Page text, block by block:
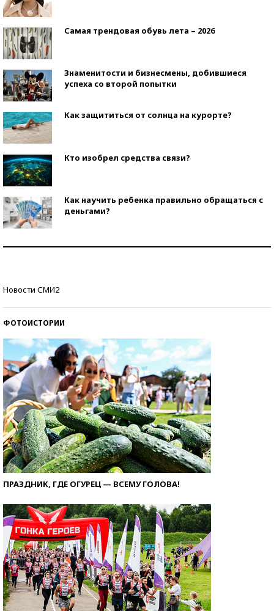
Самая трендовая обувь лета – 2026
Знаменитости и бизнесмены, добившиеся
успеха со второй попытки
Как защититься от солнца на курорте?
Кто изобрел средства связи?
Как научить ребенка правильно обращаться с
деньгами?
Новости СМИ2
ФОТОИСТОРИИ
ПРАЗДНИК, ГДЕ ОГУРЕЦ — ВСЕМУ ГОЛОВА!